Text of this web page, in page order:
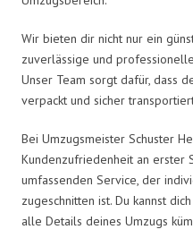
Wir bieten dir nicht nur ein
zuverlässige und
Unser Team sorgt dafür, dass
verpackt und sicher
Bei Umzugsmeister Schuster
Kundenzufriedenheit an erster
umfassenden Service, der
zugeschnitten ist. Du kannst
alle Details deines Umzugs